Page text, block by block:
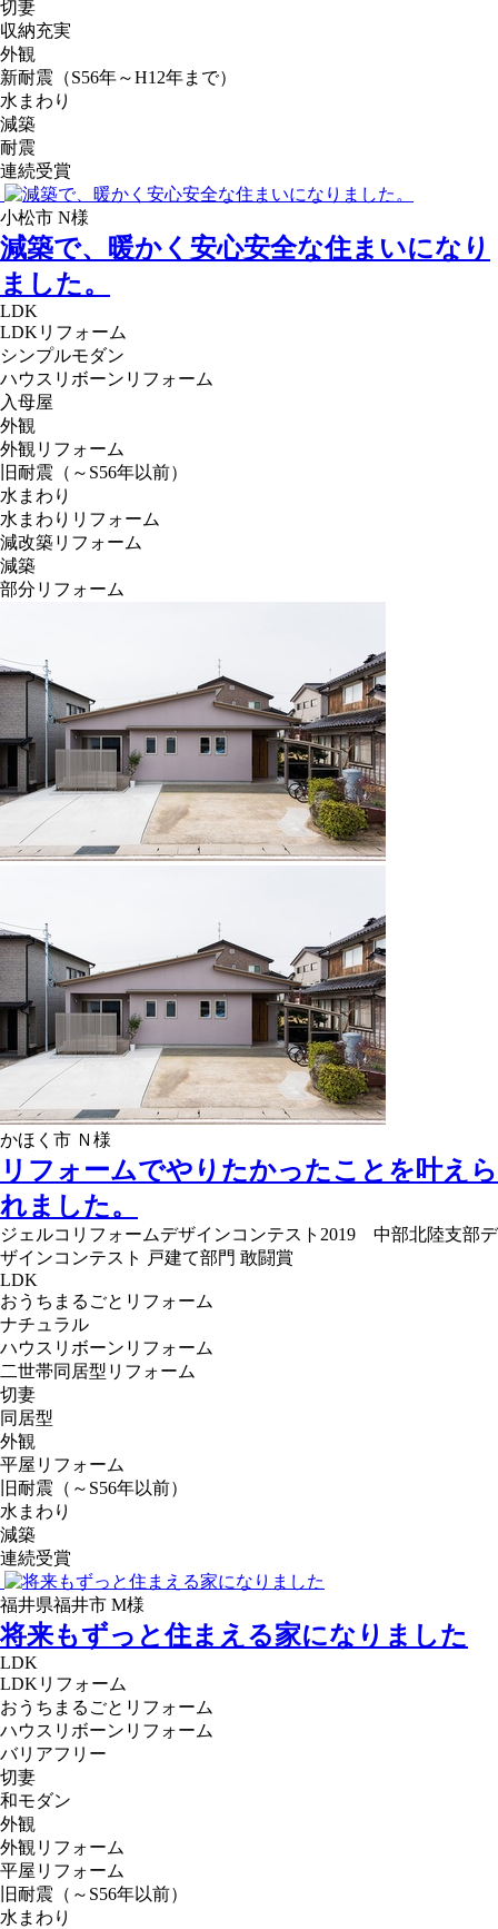
切妻
収納充実
外観
新耐震（S56年～H12年まで）
水まわり
減築
耐震
連続受賞
小松市 N様
減築で、暖かく安心安全な住まいになり
ました。
LDK
LDKリフォーム
シンプルモダン
ハウスリボーンリフォーム
入母屋
外観
外観リフォーム
旧耐震（～S56年以前）
水まわり
水まわりリフォーム
減改築リフォーム
減築
部分リフォーム
かほく市 Ｎ様
リフォームでやりたかったことを叶えら
れました。
ジェルコリフォームデザインコンテスト2019 中部北陸支部デ
ザインコンテスト 戸建て部門 敢闘賞
LDK
おうちまるごとリフォーム
ナチュラル
ハウスリボーンリフォーム
二世帯同居型リフォーム
切妻
同居型
外観
平屋リフォーム
旧耐震（～S56年以前）
水まわり
減築
連続受賞
福井県福井市 M様
将来もずっと住まえる家になりました
LDK
LDKリフォーム
おうちまるごとリフォーム
ハウスリボーンリフォーム
バリアフリー
切妻
和モダン
外観
外観リフォーム
平屋リフォーム
旧耐震（～S56年以前）
水まわり